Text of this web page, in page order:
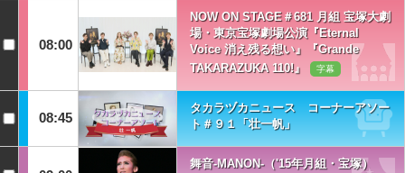
08:00
NOW ON STAGE＃681 月組 宝塚大劇
場・東京宝塚劇場公演『Eternal
Voice 消え残る想い』『Grande
TAKARAZUKA 110!』
字幕
08:45
タカラヅカニュース コーナーアソー
ト＃９１「壮一帆」
舞音-MANON-（'15年月組・宝塚）